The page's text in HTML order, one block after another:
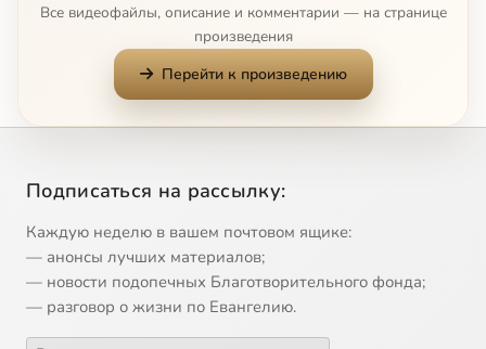
9 Исторические свидетельства Воскресения Христова
Как жить в мире с ближними
11 Крещение Руси
12 О значении ношения креста
14 Первые шаги в храме
Все видеофайлы, описание и комментарии — на странице
произведения
Перейти к произведению
Подписаться на рассылку:
Каждую неделю в вашем почтовом ящике:
— анонсы лучших материалов;
— новости подопечных Благотворительного фонда;
— разговор о жизни по Евангелию.